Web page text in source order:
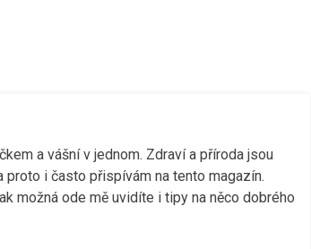
a vášní v jednom. Zdraví a příroda jsou
proto i často přispívám na tento magazín.
možná ode mě uvidíte i tipy na něco dobrého